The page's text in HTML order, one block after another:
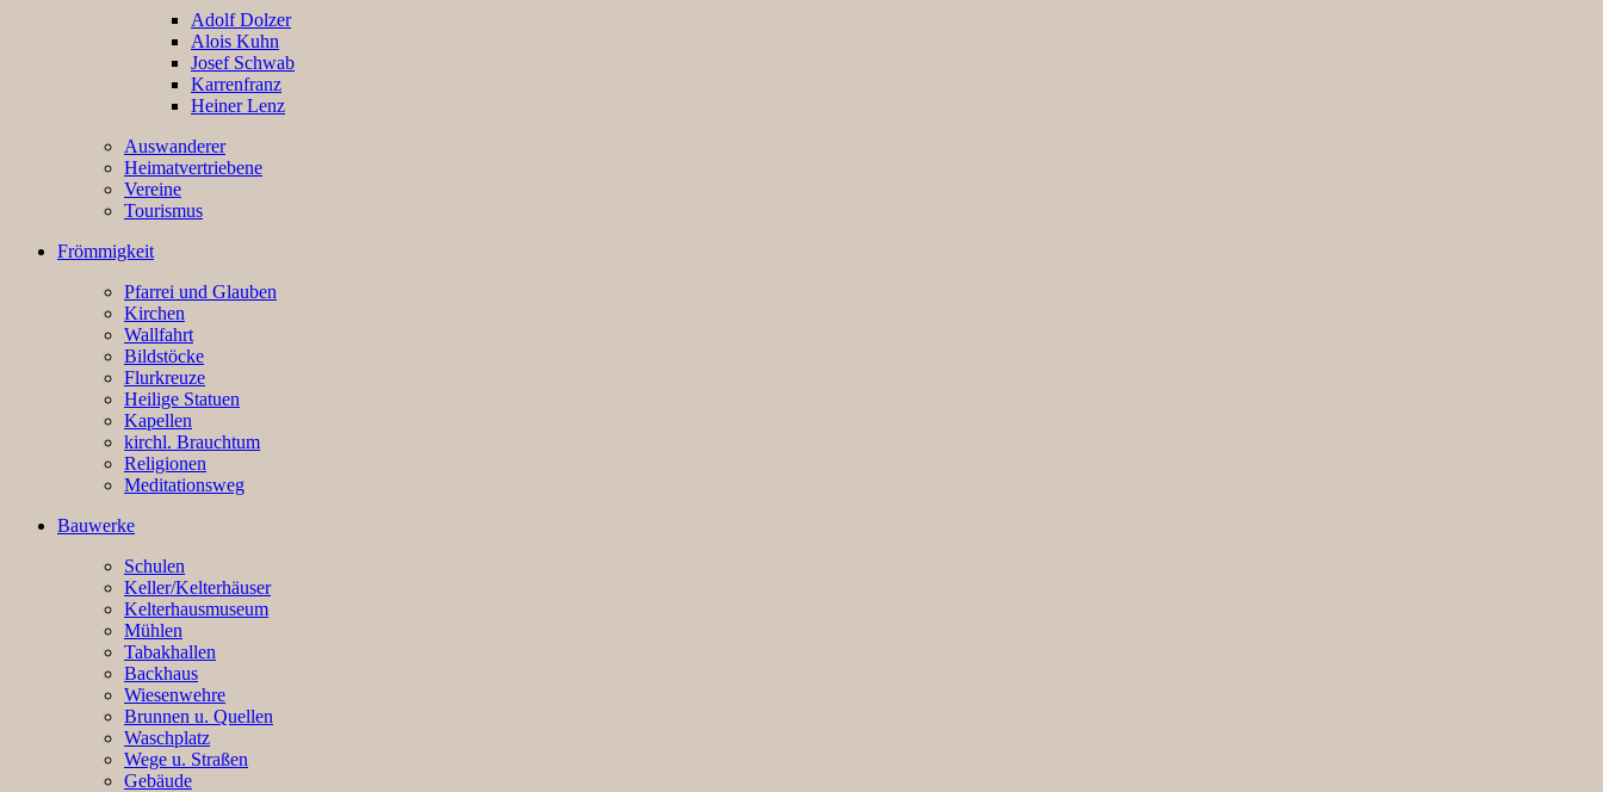
Adolf Dolzer
Alois Kuhn
Josef Schwab
Karrenfranz
Heiner Lenz
Auswanderer
Heimatvertriebene
Vereine
Tourismus
Frömmigkeit
Pfarrei und Glauben
Kirchen
Wallfahrt
Bildstöcke
Flurkreuze
Heilige Statuen
Kapellen
kirchl. Brauchtum
Religionen
Meditationsweg
Bauwerke
Schulen
Keller/Kelterhäuser
Kelterhausmuseum
Mühlen
Tabakhallen
Backhaus
Wiesenwehre
Brunnen u. Quellen
Waschplatz
Wege u. Straßen
Gebäude